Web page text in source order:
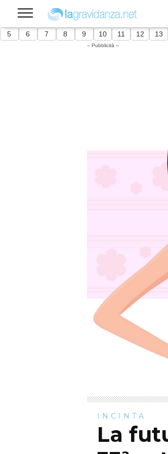
5 6 7 8 9 10 11 12 13
-- Pubblicità --
INCINTA
La